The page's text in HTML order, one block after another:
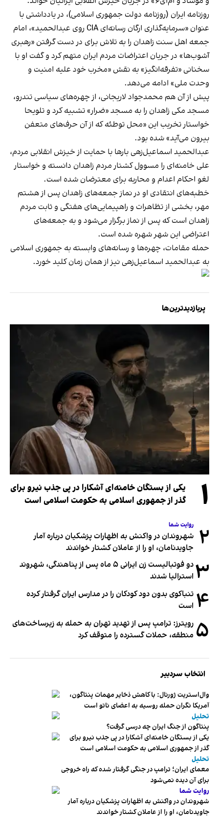
روزنامه ایران (روزنامه دولت جمهوری اسلامی)، در یادداشتی با
عنوان «سرمایه‌گذاری ارگان رسانه‌ای CIA روی عبدالحمید»، امام
جمعه اهل سنت زاهدان را به تلاش برای در دست گرفتن «رهبری
آشوب‌ها» در جریان اعتراضات مردم ایران متهم کرد و گفت او با
سخنانی «تفرقه‌انگیز» به نقش «مخرب خود علیه امنیت و
وحدت ملی» ادامه می‌دهد.
پیش از آن هم محمدجواد لاریجانی، از چهره‌های سیاسی تندرو،
مسجد مکی زاهدان را به مسجد «ضرار» تشبیه کرد و تلویحا
خواستار تخریب این «محل توطئه که از آن حرف‌های متعفن
بیرون می‌آید» شده بود.
عبدالحمید اسماعیل‌زهی بارها با حمایت از خیزش انقلابی مردم،
علی خامنه‌ای را مسوول کشتار مردم زاهدان دانسته و خواستار
لغو احکام اعدام و محاربه برای معترضان شده است.
خطبه‌های انتقادی او در نماز جمعه‌های زاهدان پس از هشتم
مهر، بخشی از تظاهرات و راهپیمایی‌های هفتگی و ثابت مردم
زاهدان است که پس از نماز برگزار می‌شود و به جمعه‌های
اعتراضی این شهر شهره شده است.
حمله مقامات، چهره‌ها و رسانه‌های وابسته به جمهوری اسلامی
به عبدالحمید اسماعیل‌زهی نیز از همان زمان کلید خورد.
پربازدیدترین‌ها
۱
یکی از بستگان خامنه‌ای آشکارا در پی جذب نیرو برای
گذر از جمهوری اسلامی به حکومت اسلامی است
۲ روایت شما
شهروندان در واکنش به اظهارات پزشکیان درباره آمار
جاویدنامان، او را از عاملان کشتار خواندند
۳
دو فوتبالیست زن ایرانی ۵ ماه پس از پناهندگی، شهروند
استرالیا شدند
۴ تنباکوی بدون دود کودکان را در مدارس ایران گرفتار کرده
است
۵ رویترز: ترامپ پس از تهدید تهران به حمله به زیرساخت‌های
منطقه، حملات گسترده را متوقف کرد
انتخاب سردبیر
وال‌استریت ژورنال: با کاهش ذخایر مهمات پنتاگون،
آمریکا نگران حمله روسیه به اعضای ناتو‌ است
تحلیل
پنتاگون از جنگ ایران چه درسی گرفت؟
یکی از بستگان خامنه‌ای آشکارا در پی جذب نیرو برای
گذر از جمهوری اسلامی به حکومت اسلامی است
تحلیل
معمای ایران؛ ترامپ در جنگی گرفتار شده که راه خروجی
برای آن دیده نمی‌شود
روایت شما
شهروندان در واکنش به اظهارات پزشکیان درباره آمار
جاویدنامان، او را از عاملان کشتار خواندند